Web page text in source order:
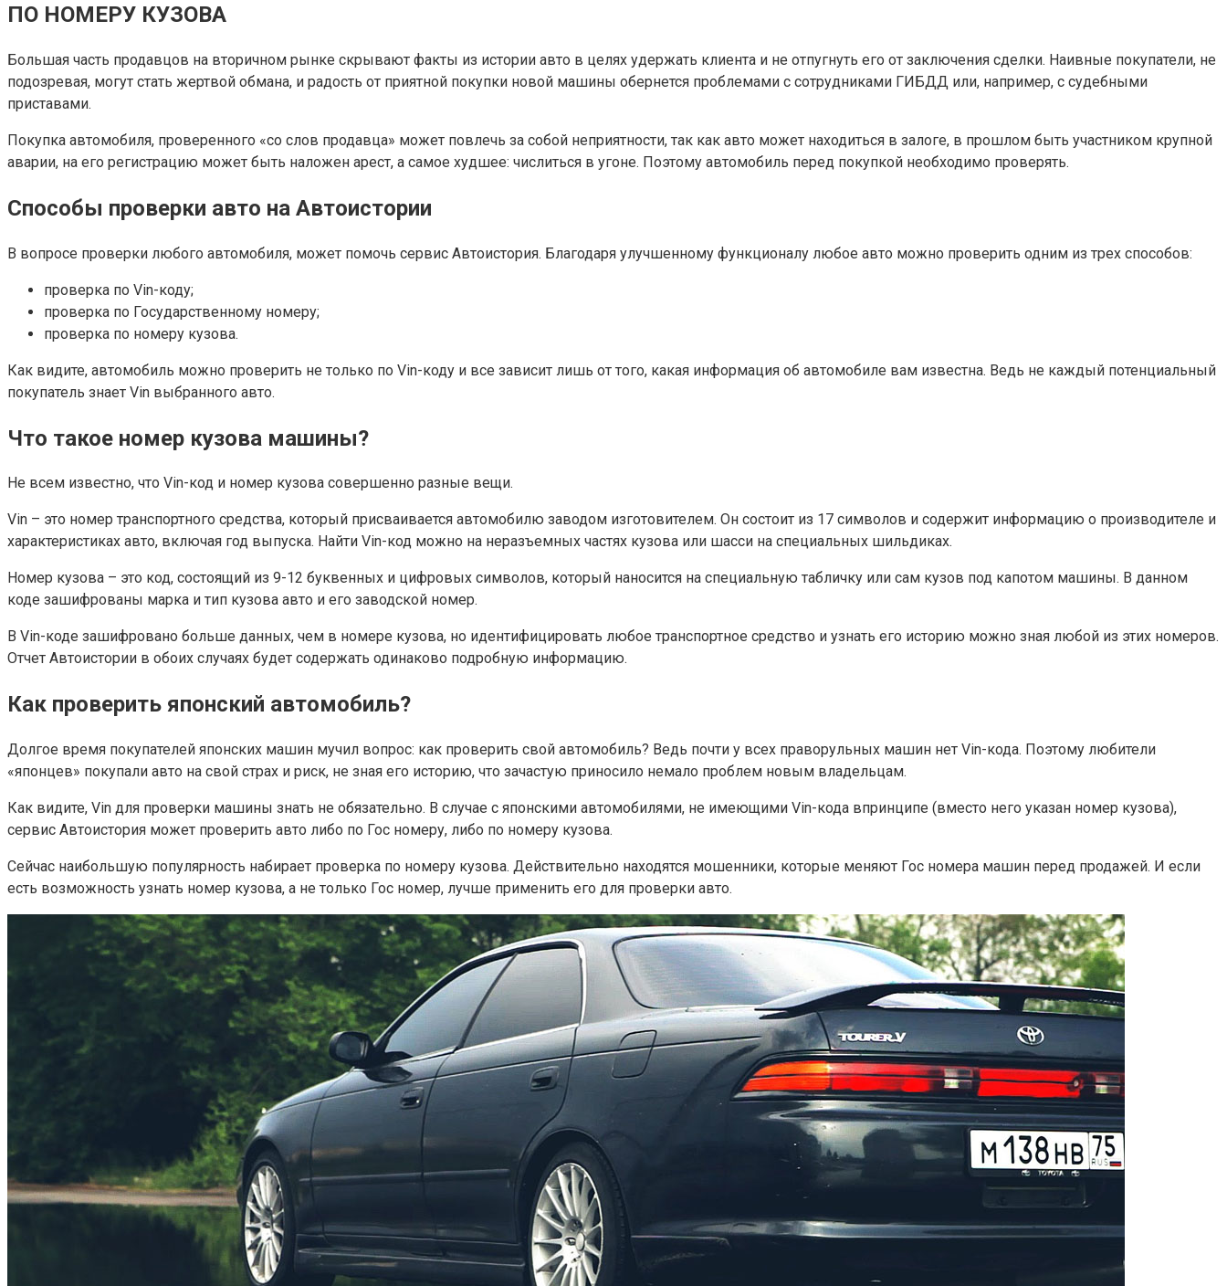
ПО НОМЕРУ КУЗОВА
Большая часть продавцов на вторичном рынке скрывают факты из истории авто в целях удержать клиента и не отпугнуть его от заключения сделки. Наивные покупатели, не
подозревая, могут стать жертвой обмана, и радость от приятной покупки новой машины обернется проблемами с сотрудниками ГИБДД или, например, с судебными
приставами.
Покупка автомобиля, проверенного «со слов продавца» может повлечь за собой неприятности, так как авто может находиться в залоге, в прошлом быть участником крупной
аварии, на его регистрацию может быть наложен арест, а самое худшее: числиться в угоне. Поэтому автомобиль перед покупкой необходимо проверять.
Способы проверки авто на Автоистории
В вопросе проверки любого автомобиля, может помочь сервис Автоистория. Благодаря улучшенному функционалу любое авто можно проверить одним из трех способов:
проверка по Vin-коду;
проверка по Государственному номеру;
проверка по номеру кузова.
Как видите, автомобиль можно проверить не только по Vin-коду и все зависит лишь от того, какая информация об автомобиле вам известна. Ведь не каждый потенциальный
покупатель знает Vin выбранного авто.
Что такое номер кузова машины?
Не всем известно, что Vin-код и номер кузова совершенно разные вещи.
Vin – это номер транспортного средства, который присваивается автомобилю заводом изготовителем. Он состоит из 17 символов и содержит информацию о производителе и
характеристиках авто, включая год выпуска. Найти Vin-код можно на неразъемных частях кузова или шасси на специальных шильдиках.
Номер кузова – это код, состоящий из 9-12 буквенных и цифровых символов, который наносится на специальную табличку или сам кузов под капотом машины. В данном
коде зашифрованы марка и тип кузова авто и его заводской номер.
В Vin-коде зашифровано больше данных, чем в номере кузова, но идентифицировать любое транспортное средство и узнать его историю можно зная любой из этих номеров.
Отчет Автоистории в обоих случаях будет содержать одинаково подробную информацию.
Как проверить японский автомобиль?
Долгое время покупателей японских машин мучил вопрос: как проверить свой автомобиль? Ведь почти у всех праворульных машин нет Vin-кода. Поэтому любители
«японцев» покупали авто на свой страх и риск, не зная его историю, что зачастую приносило немало проблем новым владельцам.
Как видите, Vin для проверки машины знать не обязательно. В случае с японскими автомобилями, не имеющими Vin-кода впринципе (вместо него указан номер кузова),
сервис Автоистория может проверить авто либо по Гос номеру, либо по номеру кузова.
Сейчас наибольшую популярность набирает проверка по номеру кузова. Действительно находятся мошенники, которые меняют Гос номера машин перед продажей. И если
есть возможность узнать номер кузова, а не только Гос номер, лучше применить его для проверки авто.